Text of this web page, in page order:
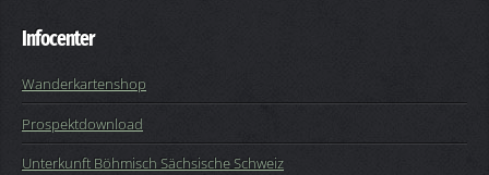
Infocenter
Wanderkartenshop
Prospektdownload
Unterkunft Böhmisch Sächsische Schweiz